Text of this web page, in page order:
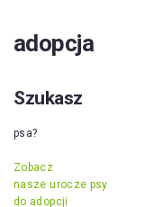
adopcja
Szukasz
psa?
Zobacz
nasze urocze psy
do adopcji